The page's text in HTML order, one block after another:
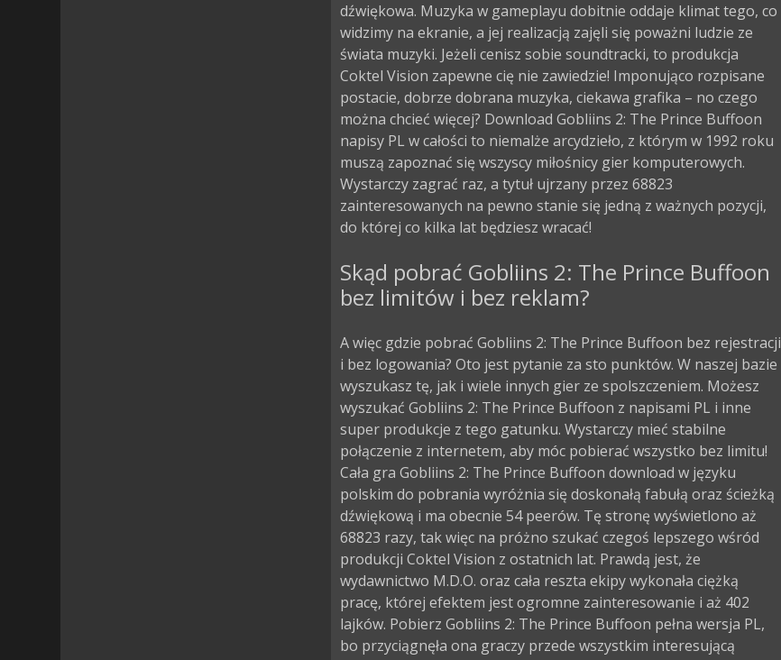
dźwiękowa. Muzyka w gameplayu dobitnie oddaje klimat tego, co
widzimy na ekranie, a jej realizacją zajęli się poważni ludzie ze
świata muzyki. Jeżeli cenisz sobie soundtracki, to produkcja
Coktel Vision zapewne cię nie zawiedzie! Imponująco rozpisane
postacie, dobrze dobrana muzyka, ciekawa grafika – no czego
można chcieć więcej? Download Gobliins 2: The Prince Buffoon
napisy PL w całości to niemalże arcydzieło, z którym w 1992 roku
muszą zapoznać się wszyscy miłośnicy gier komputerowych.
Wystarczy zagrać raz, a tytuł ujrzany przez 68823
zainteresowanych na pewno stanie się jedną z ważnych pozycji,
do której co kilka lat będziesz wracać!
Skąd pobrać Gobliins 2: The Prince Buffoon
bez limitów i bez reklam?
A więc gdzie pobrać Gobliins 2: The Prince Buffoon bez rejestracji
i bez logowania? Oto jest pytanie za sto punktów. W naszej bazie
wyszukasz tę, jak i wiele innych gier ze spolszczeniem. Możesz
wyszukać Gobliins 2: The Prince Buffoon z napisami PL i inne
super produkcje z tego gatunku. Wystarczy mieć stabilne
połączenie z internetem, aby móc pobierać wszystko bez limitu!
Cała gra Gobliins 2: The Prince Buffoon download w języku
polskim do pobrania wyróżnia się doskonałą fabułą oraz ścieżką
dźwiękową i ma obecnie 54 peerów. Tę stronę wyświetlono aż
68823 razy, tak więc na próżno szukać czegoś lepszego wśród
produkcji Coktel Vision z ostatnich lat. Prawdą jest, że
wydawnictwo M.D.O. oraz cała reszta ekipy wykonała ciężką
pracę, której efektem jest ogromne zainteresowanie i aż 402
lajków. Pobierz Gobliins 2: The Prince Buffoon pełna wersja PL,
bo przyciągnęła ona graczy przede wszystkim interesującą